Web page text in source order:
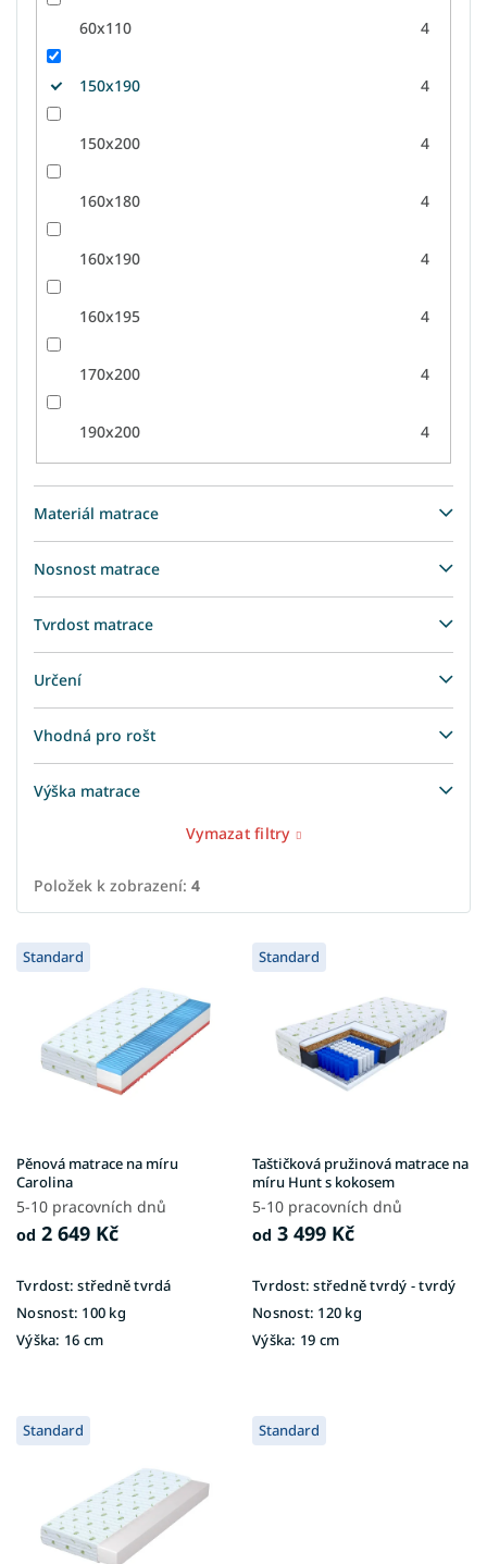
60x110 4
150x190 4
150x200 4
160x180 4
160x190 4
160x195 4
170x200 4
190x200 4
Materiál matrace
Nosnost matrace
Tvrdost matrace
Určení
Vhodná pro rošt
Výška matrace
Vymazat filtry
Položek k zobrazení: 4
V
ý
u
k
t
ů
Standard
Pěnová matrace na míru
Carolina
5-10 pracovních dnů
od 2 649 Kč
Tvrdost: středně tvrdá
Nosnost: 100 kg
Výška: 16 cm
Standard
Taštičková pružinová matrace na
míru Hunt s kokosem
5-10 pracovních dnů
od 3 499 Kč
Tvrdost: středně tvrdý - tvrdý
Nosnost: 120 kg
Výška: 19 cm
Standard Standard